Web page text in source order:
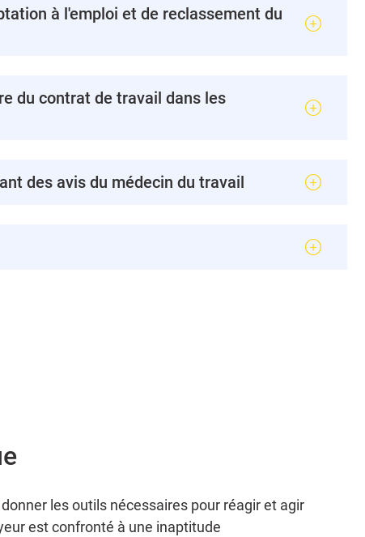
à l'emploi et de reclassement du
du contrat de travail dans les
des avis du médecin du travail
les outils nécessaires pour réagir et agir
est confronté à une inaptitude